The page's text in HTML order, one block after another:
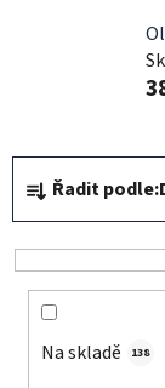
Ř
a
z
e
Řadit podle:
Na skladě 138